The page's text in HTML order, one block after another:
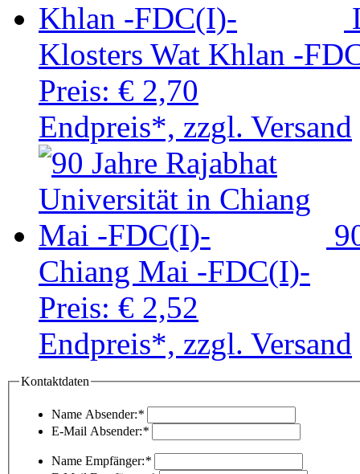
Klosters Wat Khlan -
Preis: € 2,70
Endpreis*, zzgl. Versand
Chiang Mai -FDC(I)-
Preis: € 2,52
Endpreis*, zzgl. Versand
Kontaktdaten
Name Absender:*
E-Mail Absender:*
Name Empfänger:*